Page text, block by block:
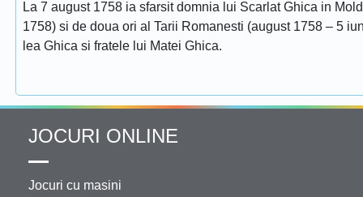
La 7 august 1758 ia sfarsit domnia lui Scarlat Ghica in
1758) si de doua ori al Tarii Romanesti (august 1758 – 5
lea Ghica si fratele lui Matei Ghica.
JOCURI ONLINE
Jocuri cu masini